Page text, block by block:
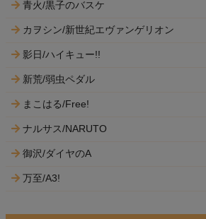
青火/黒子のバスケ
カヲシン/新世紀エヴァンゲリオン
影日/ハイキュー!!
新荒/弱虫ペダル
まこはる/Free!
ナルサス/NARUTO
御沢/ダイヤのA
万至/A3!